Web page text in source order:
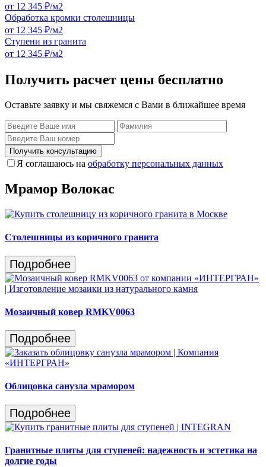
от 12 345 ₽/м2
Обработка кромки столешницы
от 12 345 ₽/м2
Ступени из гранита
от 12 345 ₽/м2
Получить расчет цены бесплатно
Оставьте заявку и мы свяжемся с Вами в ближайшее время
Получить консультацию
Я соглашаюсь на обработку персональных данных
Мрамор Волокас
Столешницы из коричного гранита
Подробнее
Мозаичный ковер RMKV0063
Подробнее
Облицовка санузла мрамором
Подробнее
Гранитные плиты для ступеней: надежность и эстетика на
долгие годы